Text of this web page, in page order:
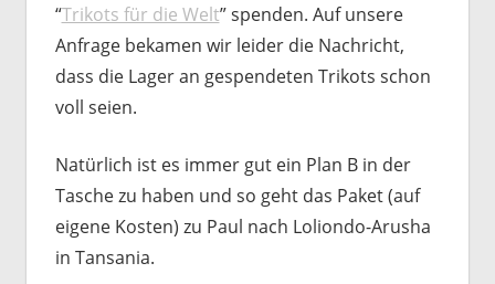
“Trikots für die Welt” spenden. Auf unsere
Anfrage bekamen wir leider die Nachricht,
dass die Lager an gespendeten Trikots schon
voll seien.
Natürlich ist es immer gut ein Plan B in der
Tasche zu haben und so geht das Paket (auf
eigene Kosten) zu Paul nach Loliondo-Arusha
in Tansania.